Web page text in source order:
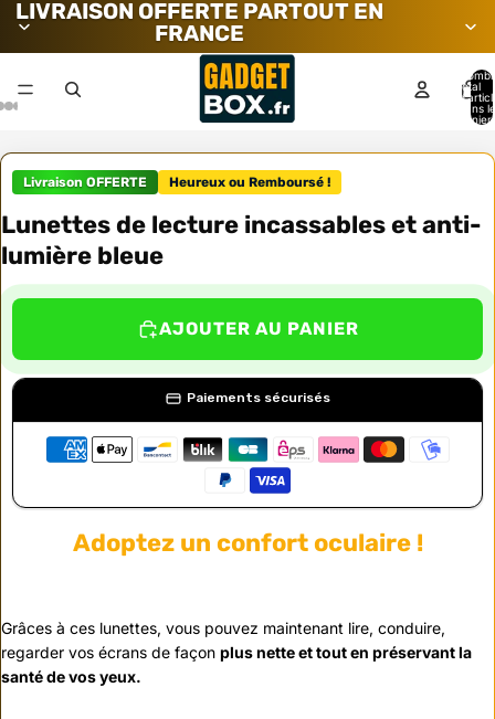
LIVRAISON OFFERTE PARTOUT EN
FRANCE
total
dans le
Livraison OFFERTE Heureux ou Remboursé !
Lunettes de lecture incassables et anti-
lumière bleue
AJOUTER AU PANIER
Paiements sécurisés
Adoptez un confort oculaire !
Grâces à ces lunettes, vous pouvez maintenant lire, conduire,
regarder vos écrans de façon plus nette et tout en préservant la
santé de vos yeux.